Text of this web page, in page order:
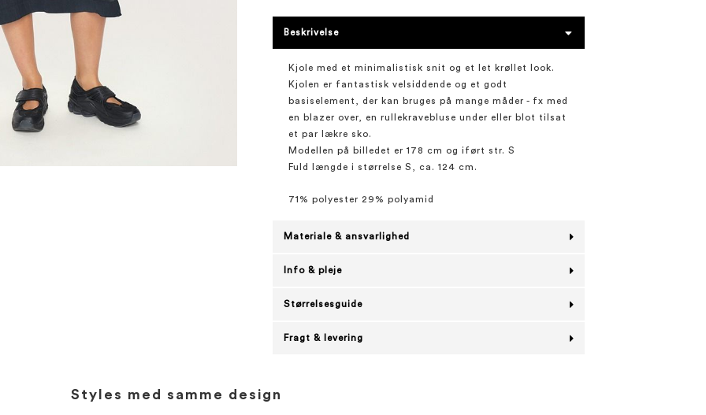
Beskrivelse
Kjole med et minimalistisk snit og et let krøllet look.
Kjolen er fantastisk velsiddende og et godt
basiselement, der kan bruges på mange måder - fx med
en blazer over, en rullekravebluse under eller blot tilsat
et par lækre sko.
Modellen på billedet er 178 cm og iført str. S
Fuld længde i størrelse S, ca. 124 cm.
71% polyester 29% polyamid
Materiale & ansvarlighed
Info & pleje
Størrelsesguide
Fragt & levering
Styles med samme design